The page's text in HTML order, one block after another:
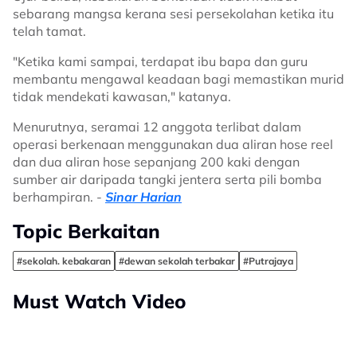
sebarang mangsa kerana sesi persekolahan ketika itu
telah tamat.
"Ketika kami sampai, terdapat ibu bapa dan guru
membantu mengawal keadaan bagi memastikan murid
tidak mendekati kawasan," katanya.
Menurutnya, seramai 12 anggota terlibat dalam
operasi berkenaan menggunakan dua aliran hose reel
dan dua aliran hose sepanjang 200 kaki dengan
sumber air daripada tangki jentera serta pili bomba
berhampiran. - Sinar Harian
Topic Berkaitan
#sekolah. kebakaran #dewan sekolah terbakar #Putrajaya
Must Watch Video